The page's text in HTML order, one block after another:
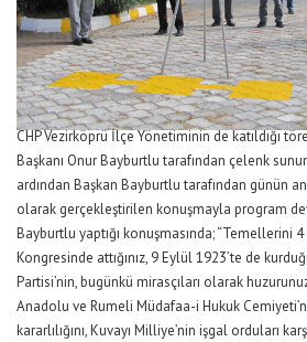
CHP Vezirköprü İlçe Yönetiminin de katıldığı
Başkanı Onur Bayburtlu tarafından çelenk
ardından Başkan Bayburtlu tarafından günün
olarak gerçekleştirilen konuşmayla program
Bayburtlu yaptığı konuşmasında; “Temellerini
Kongresinde attığınız, 9 Eylül 1923’te de
Partisi’nin, bugünkü mirasçıları olarak
Anadolu ve Rumeli Müdafaa-i Hukuk
kararlılığını, Kuvayı Milliye’nin işgal orduları